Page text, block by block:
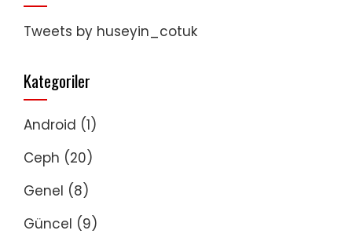
Tweets by huseyin_cotuk
Kategoriler
Android (1)
Ceph (20)
Genel (8)
Güncel (9)